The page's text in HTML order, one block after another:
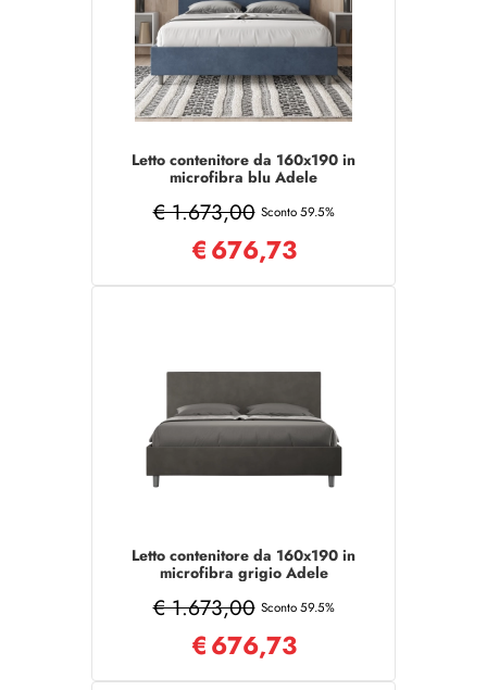
Letto contenitore da 160x190 in
microfibra blu Adele
€ 1.673,00 Sconto 59.5%
€676,73
Letto contenitore da 160x190 in
microfibra grigio Adele
€ 1.673,00 Sconto 59.5%
€676,73